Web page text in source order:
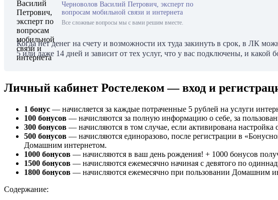
Черноволов Василий Петрович, эксперт по
вопросам мобильной связи и интернета
Все сложные вопросы мы с вами решим вместе.
Когда нет денег на счету и возможности их туда закинуть в срок, в ЛК
5 или даже 14 дней и зависит от тех услуг, что у вас подключены, и
Личный кабинет Ростелеком — вход и
1 бонус — начисляется за каждые потраченные 5 рублей на услуги
100 бонусов — начисляются за полную информацию о себе, за
300 бонусов — начисляются в том случае, если активирована
500 бонусов — начисляются единоразово, после регистрации в
Домашним интернетом.
1000 бонусов — начисляются в ваш день рождения! + 1000 бонусов
1500 бонусов — начисляются ежемесячно начиная с девятого по
1800 бонусов — начисляются ежемесячно при пользовании Домашним
Содержание: